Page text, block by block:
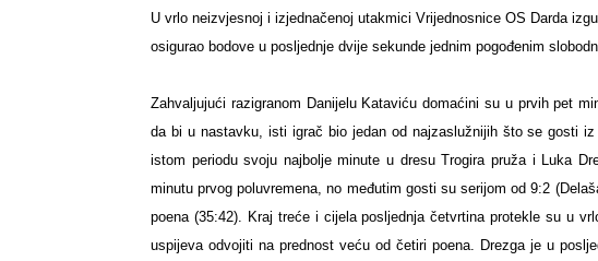
U vrlo neizvjesnoj i izjednačenoj utakmici Vrijednosnice OS Darda
osigurao bodove u posljednje dvije sekunde jednim pogođenim
Zahvaljujući razigranom Danijelu Kataviću domaćini su u prvih pet
da bi u nastavku, isti igrač bio jedan od najzaslužnijih što se gosti
istom periodu svoju najbolje minute u dresu Trogira pruža i Luka
minutu prvog poluvremena, no međutim gosti su serijom od 9:2 (
poena (35:42). Kraj treće i cijela posljednja četvrtina protekle su u
uspijeva odvojiti na prednost veću od četiri poena. Drezgaje u